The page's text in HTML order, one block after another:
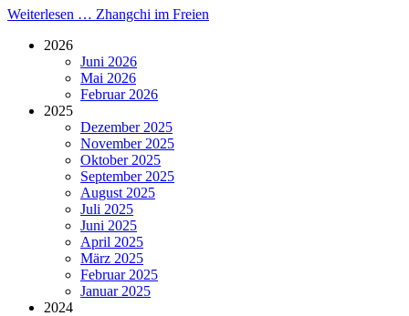
Weiterlesen … Zhangchi im Freien
2026
Juni 2026
Mai 2026
Februar 2026
2025
Dezember 2025
November 2025
Oktober 2025
September 2025
August 2025
Juli 2025
Juni 2025
April 2025
März 2025
Februar 2025
Januar 2025
2024